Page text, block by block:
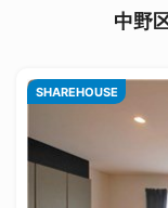
中野
SHAREHOUSE